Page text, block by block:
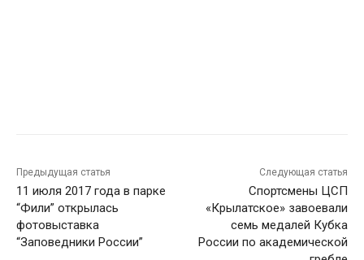
Предыдущая статья
11 июля 2017 года в парке
“Фили” открылась
фотовыставка
“Заповедники России”
Следующая статья
Спортсмены ЦСП
«Крылатское» завоевали
семь медалей Кубка
России по академической